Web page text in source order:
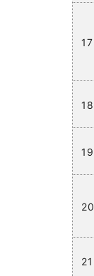
17
18
19
20
21